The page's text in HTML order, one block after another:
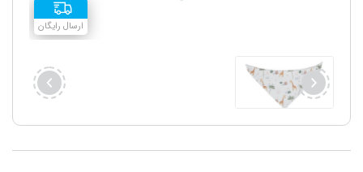
ارسال رایگان